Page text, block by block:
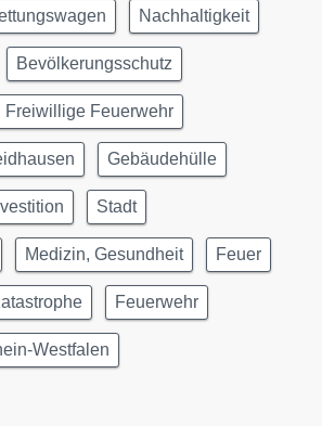
Nachhaltigkeit
Bevölkerungsschutz
Freiwillige Feuerwehr
Gebäudehülle
Stadt
Medizin, Gesundheit Feuer
Feuerwehr
Westfalen